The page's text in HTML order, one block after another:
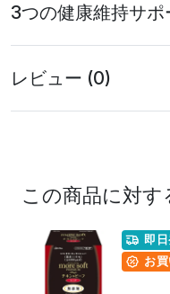
3つの健康維持サポ
レビュー (0)
この商品に対す
即
お